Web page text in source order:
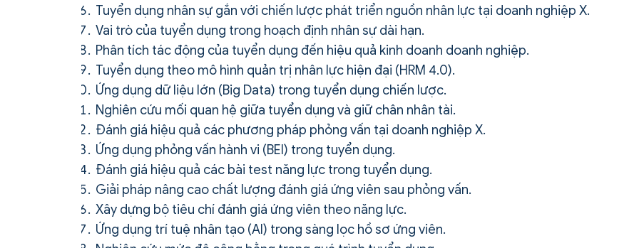
Tuyển dụng nhân sự gắn với chiến lược phát triển nguồn nhân lực tại doanh nghiệp X.
Vai trò của tuyển dụng trong hoạch định nhân sự dài hạn.
Phân tích tác động của tuyển dụng đến hiệu quả kinh doanh doanh nghiệp.
Tuyển dụng theo mô hình quản trị nhân lực hiện đại (HRM 4.0).
Ứng dụng dữ liệu lớn (Big Data) trong tuyển dụng chiến lược.
Nghiên cứu mối quan hệ giữa tuyển dụng và giữ chân nhân tài.
Đánh giá hiệu quả các phương pháp phỏng vấn tại doanh nghiệp X.
Ứng dụng phỏng vấn hành vi (BEI) trong tuyển dụng.
Đánh giá hiệu quả các bài test năng lực trong tuyển dụng.
Giải pháp nâng cao chất lượng đánh giá ứng viên sau phỏng vấn.
Xây dựng bộ tiêu chí đánh giá ứng viên theo năng lực.
Ứng dụng trí tuệ nhân tạo (AI) trong sàng lọc hồ sơ ứng viên.